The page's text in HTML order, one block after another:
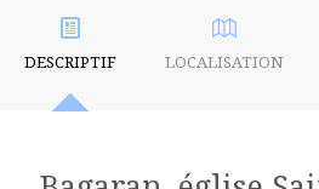
DESCRIPTIF LOCALISATION